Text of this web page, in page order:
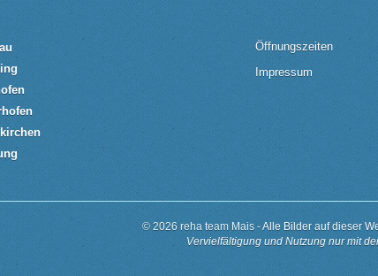
Öffnungszeiten
Impressum
© 2026 reha team Mais -Alle Bilder auf dieser
Vervielfältigung und Nutzung nur mit